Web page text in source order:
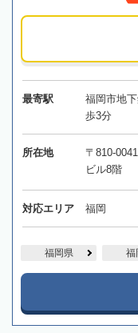
最寄駅
福岡市地
歩3分
所在地
〒810-
ビル8階
対応エリア 福岡
福岡県 福